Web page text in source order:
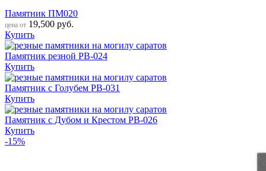
Памятник ПМ020
цена от 19,500 руб.
Купить
Памятник резной РВ-024
Купить
Памятник с Голубем РВ-031
Купить
Памятник с Дубом и Крестом РВ-026
Купить
-15%